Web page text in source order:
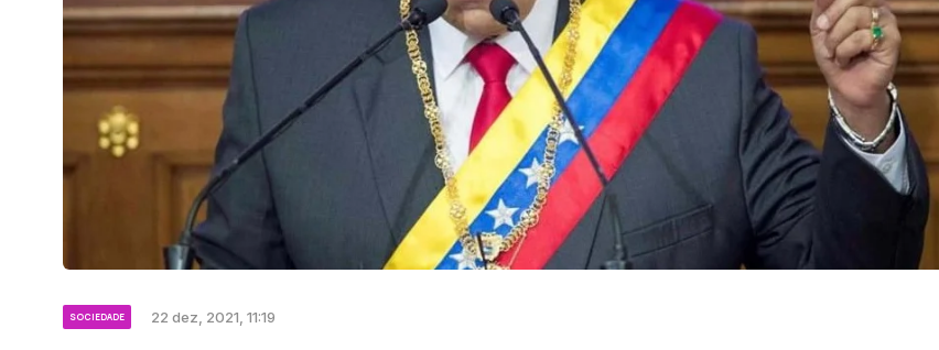
SOCIEDADE 22 dez, 2021, 11:19